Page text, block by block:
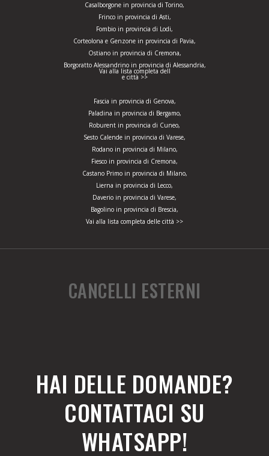
Casalborgone in provincia di Torino,
Frinco in provincia di Asti,
Fombio in provincia di Lodi,
Corteolona e Genzone in provincia di Pavia,
Ostiano in provincia di Cremona,
Borgoratto Alessandrino in provincia di Alessandria,
Vai alla lista completa dell
e città >>
Fascia in provincia di Genova,
Paladina in provincia di Bergamo,
Roburent in provincia di Cuneo,
Sesto Calende in provincia di Varese,
Rodano in provincia di Milano,
Fiesco in provincia di Cremona,
Castano Primo in provincia di Milano,
Lierna in provincia di Lecco,
Daverio in provincia di Varese,
Bagolino in provincia di Brescia,
Vai alla lista completa delle città >>
CANCELLI ESTERNI
HAI DELLE DOMANDE?
CONTATTACI SU
WHATSAPP!